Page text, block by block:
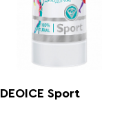
DEOICE Sport